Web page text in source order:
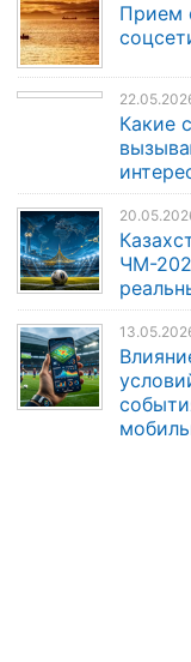
Прием
Какие
ЧМ-